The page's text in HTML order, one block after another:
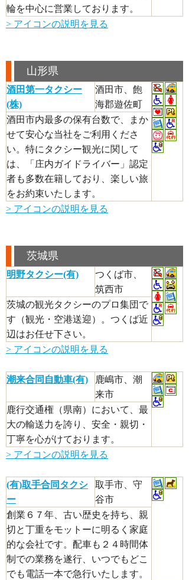
輪を中心に営業しております。
> アイコンの説明を見る
山形県
酒田第一タクシー
(株)
酒田市、飽
海郡遊佐町
酒田市内最多の保有台数で、まか
せて安心な当社をご利用くださ
い。特にタクシー観光に関して
は、「庄内ガイドライバー」認定
者も多数在籍しており、楽しい旅
をお約束いたします。
> アイコンの説明を見る
茨城県
明野タクシー(有)
つくば市、
筑西市
茨城の観光タクシーのプロ集団で
す（観光・空港送迎）。つくば近
辺はお任せ下さい。
> アイコンの説明を見る
潮来合同自動車(有)
鹿嶋市、潮
来市
鹿行交通権（県南）において、最
大の輸送力を誇り、安全・親切・
丁寧を心がけております。
> アイコンの説明を見る
(有)取手合同タクシ
ー
取手市、守
谷市
創業６７年、古い歴史を持ち、親
切と丁重をモットーに明るく家庭
的な会社です。配車も２４時間体
制での業務を遂行、いつでもどこ
でも電話一本で急行いたします。